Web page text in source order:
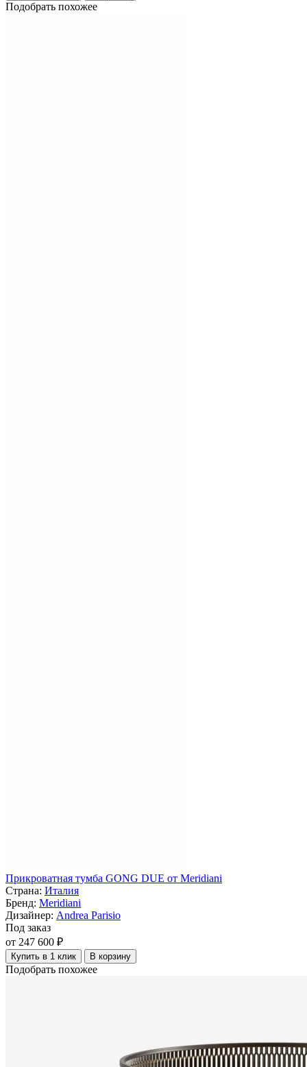
Подобрать похожее
Прикроватная тумба GONG DUE от Meridiani
Страна: Италия
Бренд: Meridiani
Дизайнер: Andrea Parisio
Под заказ
от 247 600 ₽
Купить в 1 клик В корзину
Подобрать похожее